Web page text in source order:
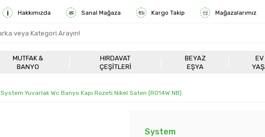
Hakkımızda Sanal Mağaza Kargo Takip Mağazalarımız
MUTFAK &
BANYO
HIRDAVAT
ÇEŞITLERI
BEYAZ
EŞYA
EV
System Yuvarlak Wc Banyo Kapı Rozeti Nikel Saten (RO14W NB)
System